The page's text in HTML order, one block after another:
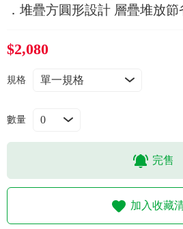
會員專區
常見問題
．堆疊方圓形設計 層疊堆放節
$2,080
規格
數量
完售
加入收藏